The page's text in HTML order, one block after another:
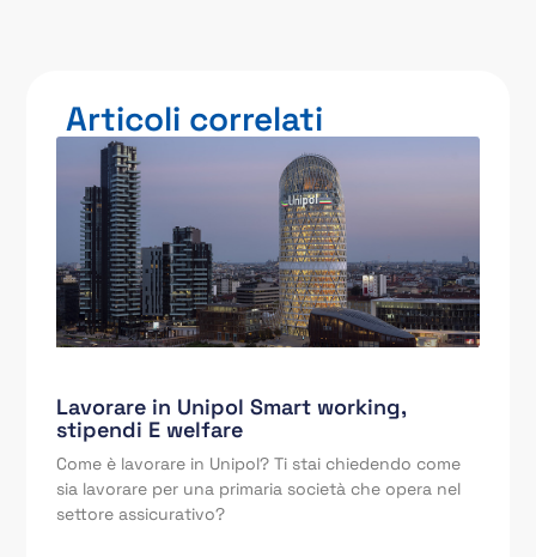
Articoli correlati
Lavorare in Unipol Smart working,
stipendi E welfare
Come è lavorare in Unipol? Ti stai chiedendo come
sia lavorare per una primaria società che opera nel
settore assicurativo?